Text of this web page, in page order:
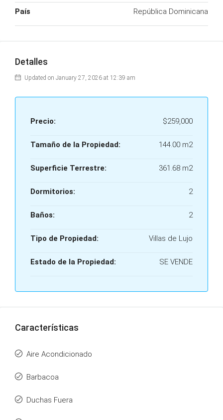
País República Dominicana
Detalles
Updated on January 27, 2026 at 12:39 am
Precio: $259,000
Tamaño de la Propiedad: 144.00 m2
Superficie Terrestre: 361.68 m2
Dormitorios: 2
Baños: 2
Tipo de Propiedad: Villas de Lujo
Estado de la Propiedad: SE VENDE
Características
Aire Acondicionado
Barbacoa
Duchas Fuera